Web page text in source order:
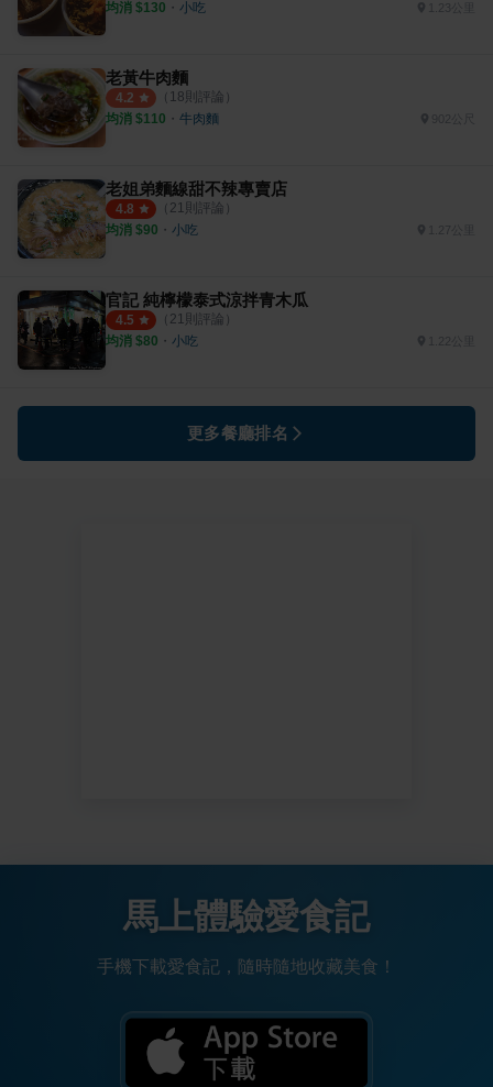
均消 $130 ・ 小吃
老黃牛肉麵
4.2 （ 18則評論）
均消 $110 ・ 牛肉麵
老姐弟麵線甜不辣專賣店
4.8 （ 21 則評論）
均消 $90 ・ 小吃
官記 純檸檬泰式涼拌青木瓜
4.5 （ 21 則評論）
均消 $80 ・ 小吃
更多餐廳排名
馬上體驗愛食記
手機下載愛食記，隨時隨地收藏美食！